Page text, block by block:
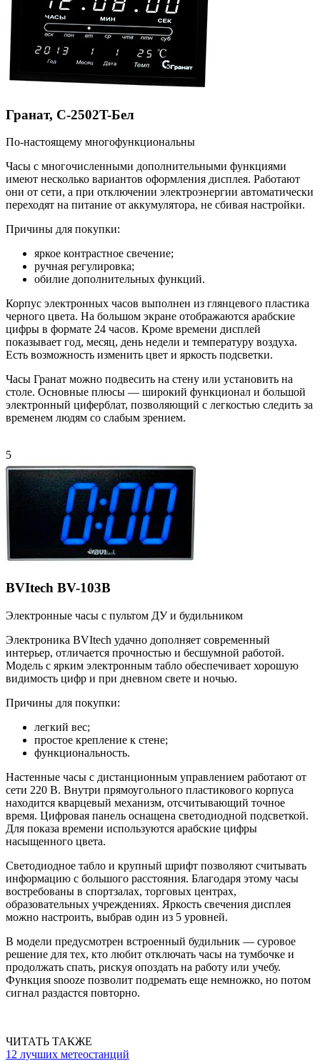
Гранат, С-2502T-Бел
По-настоящему многофункциональны
Часы с многочисленными дополнительными функциями
имеют несколько вариантов оформления дисплея. Работают
они от сети, а при отключении электроэнергии автоматически
переходят на питание от аккумулятора, не сбивая настройки.
Причины для покупки:
яркое контрастное свечение;
ручная регулировка;
обилие дополнительных функций.
Корпус электронных часов выполнен из глянцевого пластика
черного цвета. На большом экране отображаются арабские
цифры в формате 24 часов. Кроме времени дисплей
показывает год, месяц, день недели и температуру воздуха.
Есть возможность изменить цвет и яркость подсветки.
Часы Гранат можно подвесить на стену или установить на
столе. Основные плюсы — широкий функционал и большой
электронный циферблат, позволяющий с легкостью следить за
временем людям со слабым зрением.
5
BVItech BV-103B
Электронные часы с пультом ДУ и будильником
Электроника BVItech удачно дополняет современный
интерьер, отличается прочностью и бесшумной работой.
Модель с ярким электронным табло обеспечивает хорошую
видимость цифр и при дневном свете и ночью.
Причины для покупки:
легкий вес;
простое крепление к стене;
функциональность.
Настенные часы с дистанционным управлением работают от
сети 220 В. Внутри прямоугольного пластикового корпуса
находится кварцевый механизм, отсчитывающий точное
время. Цифровая панель оснащена светодиодной подсветкой.
Для показа времени используются арабские цифры
насыщенного цвета.
Светодиодное табло и крупный шрифт позволяют считывать
информацию с большого расстояния. Благодаря этому часы
востребованы в спортзалах, торговых центрах,
образовательных учреждениях. Яркость свечения дисплея
можно настроить, выбрав один из 5 уровней.
В модели предусмотрен встроенный будильник — суровое
решение для тех, кто любит отключать часы на тумбочке и
продолжать спать, рискуя опоздать на работу или учебу.
Функция snooze позволит подремать еще немножко, но потом
сигнал раздастся повторно.
ЧИТАТЬ ТАКЖЕ
12 лучших метеостанций